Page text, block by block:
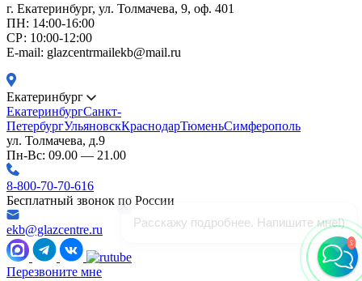
г. Екатеринбург, ул. Толмачева, 9, оф. 401
ПН: 14:00-16:00
CР: 10:00-12:00
E-mail: glazcentrmailekb@mail.ru
Екатеринбург
ЕкатеринбургСанкт-
ПетербургУльяновскКраснодарТюменьСимферополь
ул. Толмачева, д.9
Пн-Вс: 09.00 — 21.00
8-800-70-70-616
Бесплатный звонок по России
ekb@glazcentre.ru
Перезвоните мне
2